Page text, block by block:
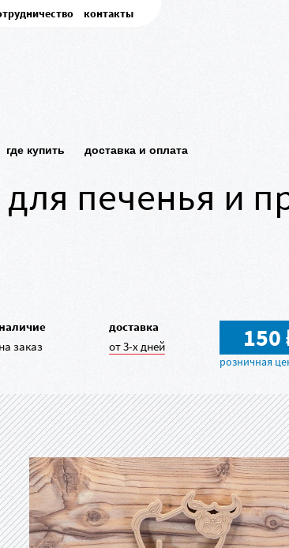
где купить доставка и оплата
контакты
печенья и
наличие
на заказ
доставка
от 3-х дней
150